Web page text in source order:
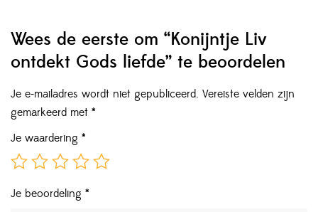
Wees de eerste om “Konijntje Liv
ontdekt Gods liefde” te beoordelen
Je e-mailadres wordt niet gepubliceerd. Vereiste velden zijn
gemarkeerd met *
Je waardering *
Je beoordeling *